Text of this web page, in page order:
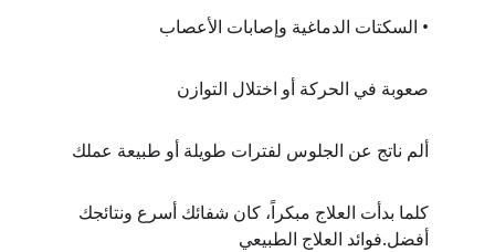
• السكتات الدماغية وإصابات الأعصاب
صعوبة في الحركة أو اختلال التوازن
ألم ناتج عن الجلوس لفترات طويلة أو طبيعة عملك
كلما بدأت العلاج مبكراً، كان شفائك أسرع ونتائجك
أفضل.فوائد العلاج الطبيعي